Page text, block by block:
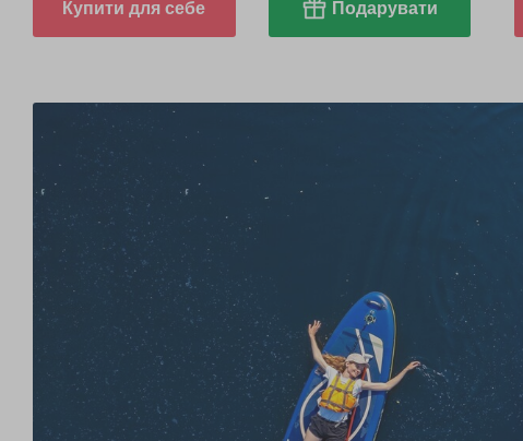
Купити для себе Подарувати